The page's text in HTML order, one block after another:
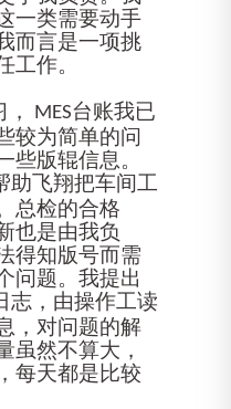
一类需要动手
而言是一项挑
工作。
MES台账我已
较为简单的问
些版辊信息。
助飞翔把车间工
总检的合格
也是由我负
得知版号而需
问题。我提出
志，由操作工读
，对问题的解
虽然不算大，
每天都是比较